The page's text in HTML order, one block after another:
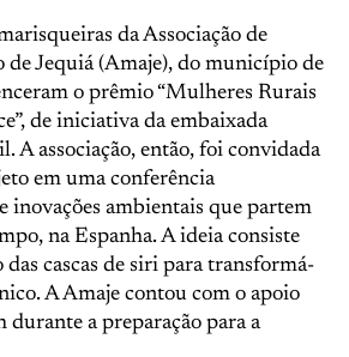
da Associação de
de Jequiá (Amaje), do município de
o prêmio “Mulheres Rurais
de iniciativa da embaixada
A associação, então, foi convidada
em uma conferência
inovações ambientais que partem
na Espanha. A ideia consiste
cascas de siri para transformá-
A Amaje contou com o apoio
durante a preparação para a